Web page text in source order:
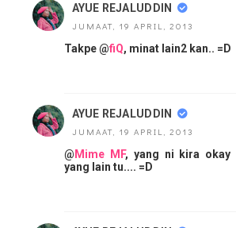
AYUE REJALUDDIN
JUMAAT, 19 APRIL, 2013
Takpe @fiQ, minat lain2 kan.. =D
AYUE REJALUDDIN
JUMAAT, 19 APRIL, 2013
@ Mime MF, yang ni kira okay
yang lain tu.... =D